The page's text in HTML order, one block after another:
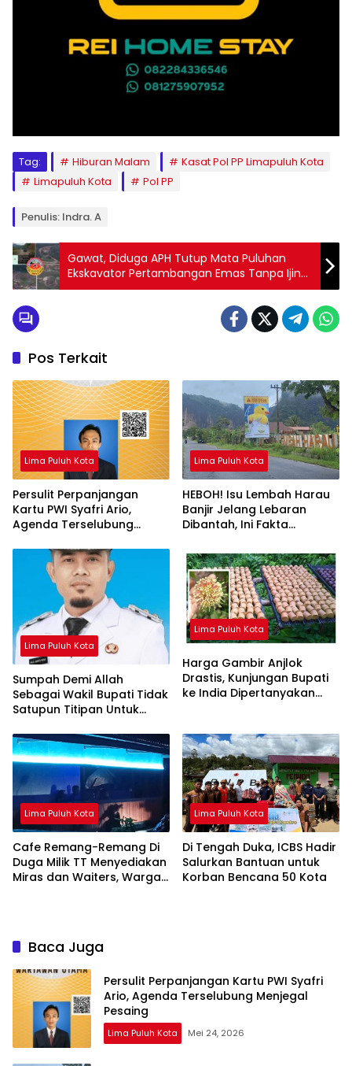
Tag: Hiburan Malam
Kasat Pol PP Limapuluh Kota
Limapuluh Kota
Pol PP
Penulis: Indra. A
Gawat, Diduga APH Tutup Mata Puluhan
Ekskavator Pertambangan Emas Tanpa Ijin
Beroperasi Di Kota Sawahlunto
Pos Terkait
Lima Puluh Kota
Persulit Perpanjangan
Kartu PWI Syafri Ario,
Agenda Terselubung
Lima Puluh Kota
HEBOH! Isu Lembah Harau
Banjir Jelang Lebaran
Dibantah, Ini Fakta
Lima Puluh Kota
Sumpah Demi Allah
Sebagai Wakil Bupati Tidak
Satupun Titipan Untuk
Lima Puluh Kota
Harga Gambir Anjlok
Drastis, Kunjungan Bupati
ke India Dipertanyakan
Lima Puluh Kota
Cafe Remang-Remang Di
Duga Milik TT Menyediakan
Miras dan Waiters, Warga
Lima Puluh Kota
Di Tengah Duka, ICBS Hadir
Salurkan Bantuan untuk
Korban Bencana 50 Kota
Baca Juga
Persulit Perpanjangan Kartu PWI Syafri
Ario, Agenda Terselubung Menjegal
Pesaing
Lima Puluh Kota Mei 24, 2026